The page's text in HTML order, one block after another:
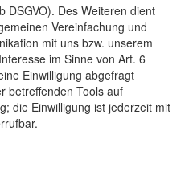
DSGVO). Des Weiteren dient
Vereinfachung und
mit uns bzw. unserem
im Sinne von Art. 6
Einwilligung abgefragt
betreffenden Tools auf
die Einwilligung ist jederzeit mit